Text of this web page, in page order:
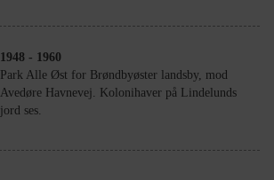
1948 - 1960
Park Alle Øst for Brøndbyøster landsby, mod
Avedøre Havnevej. Kolonihaver på Lindelunds
jord ses.